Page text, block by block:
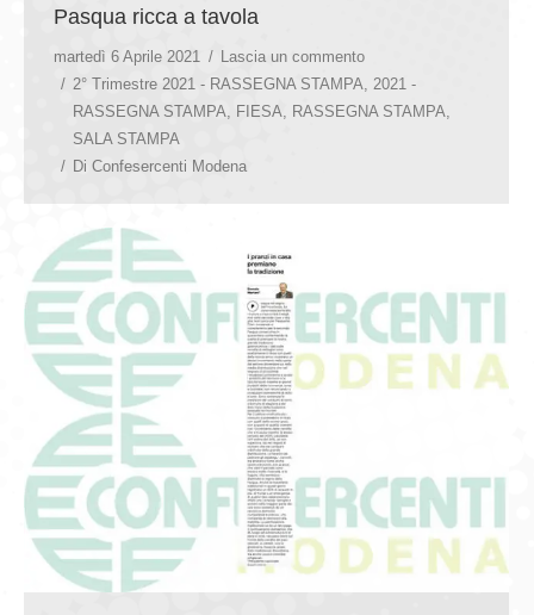
Pasqua ricca a tavola
martedì 6 Aprile 2021
Lascia un commento
2° Trimestre 2021 - RASSEGNA STAMPA, 2021 -
RASSEGNA STAMPA, FIESA, RASSEGNA STAMPA,
SALA STAMPA
Di Confesercenti Modena